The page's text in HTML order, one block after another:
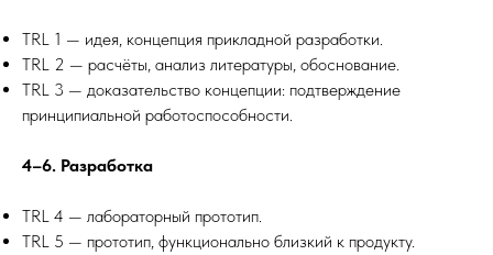
TRL 1 — идея, концепция прикладной разработки.
TRL 2 — расчёты, анализ литературы, обоснование.
TRL 3 — доказательство концепции: подтверждение
принципиальной работоспособности.
4–6. Разработка
TRL 4 — лабораторный прототип.
TRL 5 — прототип, функционально близкий к продукту.